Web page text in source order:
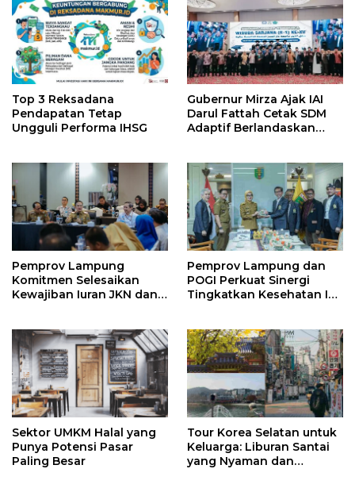
Top 3 Reksadana
Pendapatan Tetap
Ungguli Performa IHSG
Gubernur Mirza Ajak IAI
Darul Fattah Cetak SDM
Adaptif Berlandaskan
Pemprov Lampung
Komitmen Selesaikan
Kewajiban Iuran JKN dan
Kesehatan
Pemprov Lampung dan
POGI Perkuat Sinergi
Tingkatkan Kesehatan Ibu
Sektor UMKM Halal yang
Punya Potensi Pasar
Paling Besar
Tour Korea Selatan untuk
Keluarga: Liburan Santai
yang Nyaman dan